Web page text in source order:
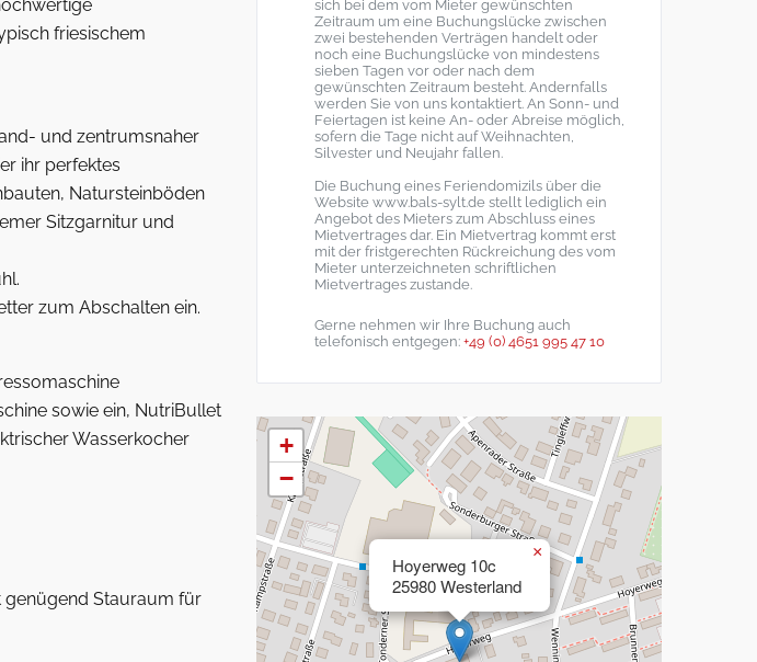
friesischem
und zentrumsnaher
ihr perfektes
Natursteinböden
Sitzgarnitur und
zum Abschalten ein.
sowie ein, NutriBullet
Wasserkocher
genügend Stauraum für
sich bei dem vom Mieter gewünschten
Zeitraum um eine Buchungslücke zwischen
zwei bestehenden Verträgen handelt oder
noch eine Buchungslücke von mindestens
sieben Tagen vor oder nach dem
gewünschten Zeitraum besteht. Andernfalls
werden Sie von uns kontaktiert. An Sonn- und
Feiertagen ist keine An- oder Abreise möglich,
sofern die Tage nicht auf Weihnachten,
Silvester und Neujahr fallen.
Die Buchung eines Feriendomizils über die
Website www.bals-sylt.de stellt lediglich ein
Angebot des Mieters zum Abschluss eines
Mietvertrages dar. Ein Mietvertrag kommt erst
mit der fristgerechten Rückreichung des vom
Mieter unterzeichneten schriftlichen
Mietvertrages zustande.
Gerne nehmen wir Ihre Buchung auch
telefonisch entgegen: +49 (0) 4651 995 47 10
Hoyerweg 10c
25980 Westerland
×
+
−